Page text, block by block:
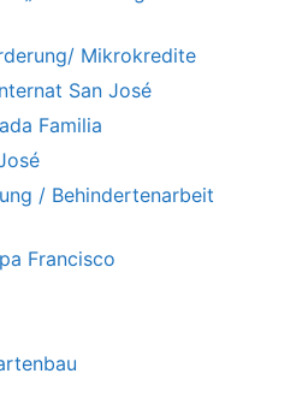
Mikrokredite
San José
Familia
/ Behindertenarbeit
Francisco